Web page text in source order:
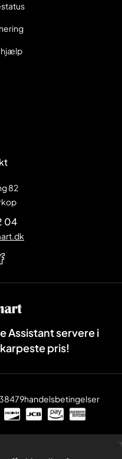
Assistant servere i
pris!
hjælp
82
04
handelsbetingelser